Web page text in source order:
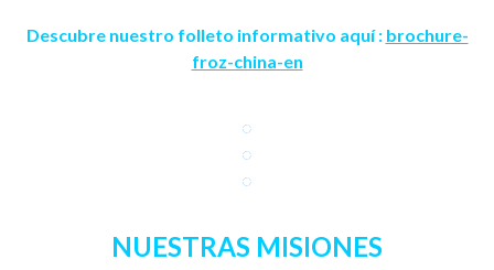
Descubre nuestro folleto informativo aquí : brochure-
froz-china-en
◌
◌
◌
NUESTRAS MISIONES